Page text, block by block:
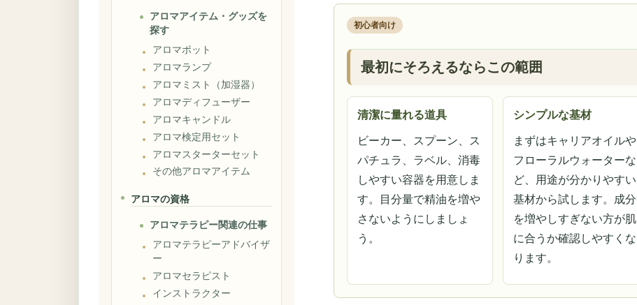
初心者向け
最初にそろえるならこの範囲
清潔に量れる道具
ビーカー、スプーン、ス
パチュラ、ラベル、消毒
しやすい容器を用意しま
す。目分量で精油を増や
さないようにしましょ
う。
シンプルな基材
まずはキャリアオイルや
フローラルウォーターな
ど、用途が分かりやすい
基材から試します。成分
を増やしすぎない方が肌
に合うか確認しやすくな
ります。
アロマアイテム・グッズを
探す
アロマポット
アロマランプ
アロマミスト（加湿器）
アロマディフューザー
アロマキャンドル
アロマ検定用セット
アロマスターターセット
その他アロマアイテム
アロマの資格
アロマテラピー関連の仕事
アロマテラピーアドバイザ
ー
アロマセラピスト
インストラクター